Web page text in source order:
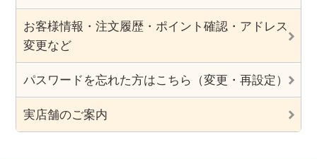
お客様情報・注文履歴・ポイント確認・アドレス
変更など
パスワードを忘れた方はこちら（変更・再設定）
実店舗のご案内